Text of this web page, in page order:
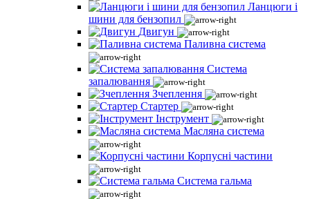
Ланцюги і
шини для бензопил
Двигун
Паливна система
Система
запалювання
Зчеплення
Стартер
Інструмент
Масляна система
Корпусні частини
Система гальма